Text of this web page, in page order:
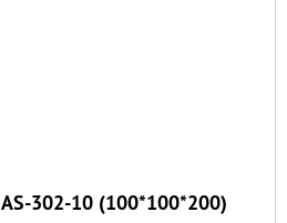
302-10 (100*100*200)